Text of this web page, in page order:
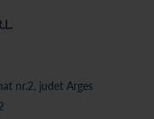
nr.2, judet Arges